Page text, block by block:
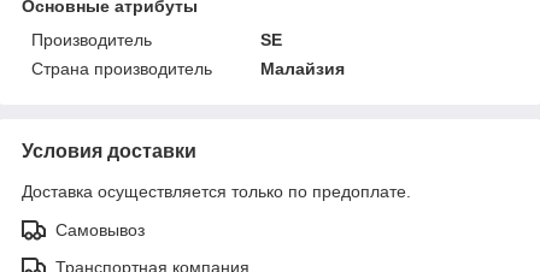
Основные атрибуты
Производитель
SE
Страна производитель
Малайзия
Условия доставки
Доставка осуществляется только по предоплате.
Самовывоз
Транспортная компания